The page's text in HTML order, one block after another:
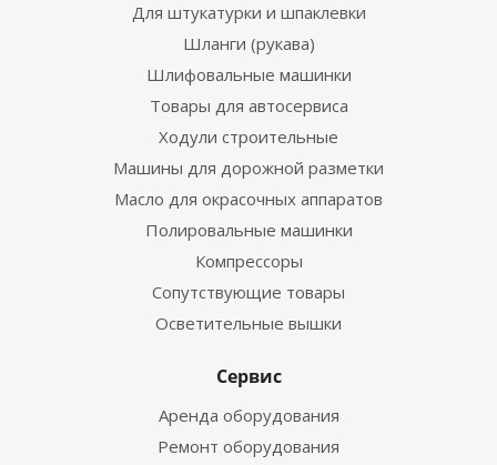
Для штукатурки и шпаклевки
Шланги (рукава)
Шлифовальные машинки
Товары для автосервиса
Ходули строительные
Машины для дорожной разметки
Масло для окрасочных аппаратов
Полировальные машинки
Компрессоры
Сопутствующие товары
Осветительные вышки
Сервис
Аренда оборудования
Ремонт оборудования